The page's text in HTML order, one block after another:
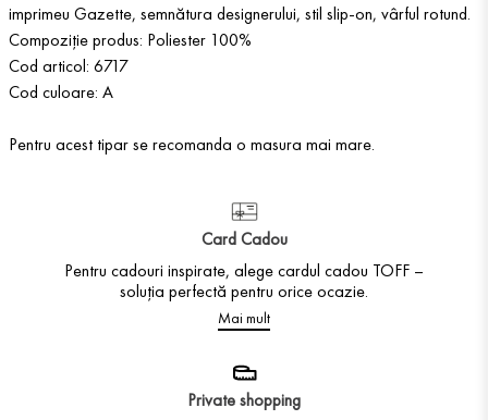
imprimeu Gazette, semnătura designerului, stil slip-on, vârful rotund.
Compoziție produs: Poliester 100%
Cod articol: 6717
Cod culoare: A
Pentru acest tipar se recomanda o masura mai mare.
Card Cadou
Pentru cadouri inspirate, alege cardul cadou TOFF –
soluția perfectă pentru orice ocazie.
Mai mult
Private shopping